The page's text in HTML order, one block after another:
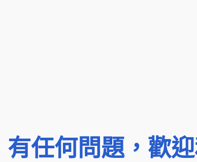
有任何問題，歡